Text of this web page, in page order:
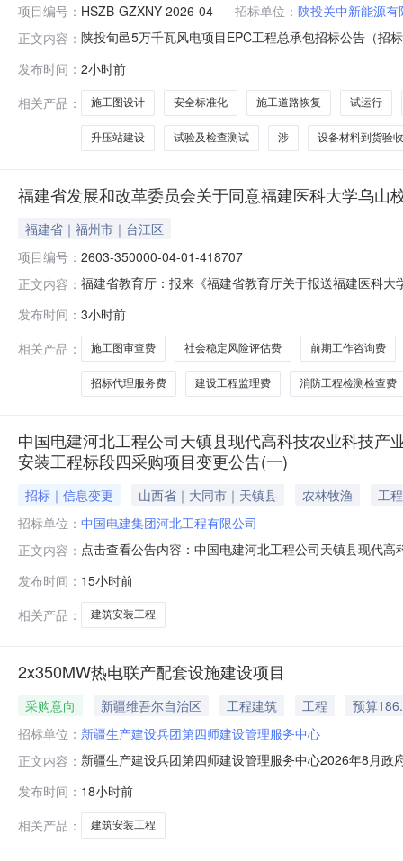
项目编号： HSZB-GZXNY-2026-04 招标单位： 陕投关中新能源有
正文内容： 陕投旬邑5万千瓦风电项目EPC工程总承包招标公告（招
贷款80%。项目已具备招标条件，现进行国内公开招标
直线距离约15k
发布时间： 2小时前
相关产品：
施工图设计 安全标准化 施工道路恢复 试运行
升压站建设 试验及检查测试 涉 设备材料到货验收
福建省发展和改革委员会关于同意福建医科大学乌
福建省｜福州市｜台江区
项目编号： 2603-350000-04-01-418707
正文内容： 福建省教育厅：报来《福建省教育厅关于报送福建医科
项目（项目编码：2603-350000-04-01-418707）。二、
容：新建两栋学
发布时间： 3小时前
相关产品：
施工图审查费 社会稳定风险评估费 前期工作咨询费
招标代理服务费 建设工程监理费 消防工程检测检查费
中国电建河北工程公司天镇县现代高科技农业科技
安装工程标段四采购项目变更公告(一)
招标｜信息变更 山西省｜大同市｜天镇县 农林牧渔
工程
招标单位： 中国电建集团河北工程有限公司
正文内容： 点击查看公告内容：中国电建河北工程公司天镇县现代
发布时间： 15小时前
相关产品：
建筑安装工程
2x350MW热电联产配套设施建设项目
采购意向 新疆维吾尔自治区 工程建筑 工程
预算
招标单位： 新疆生产建设兵团第四师建设管理服务中心
正文内容： 新疆生产建设兵团第四师建设管理服务中心2026年8月
额：186.620000万元(人民币)采购品目：采购需求概况
铁路穿
发布时间： 18小时前
相关产品：
建筑安装工程